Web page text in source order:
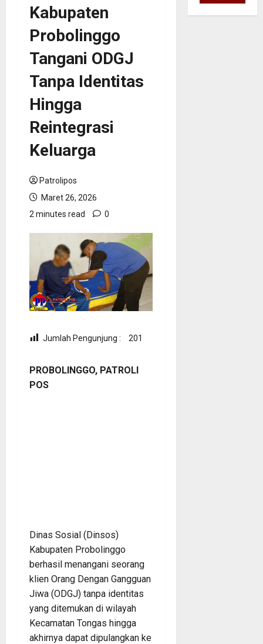
Kabupaten
Probolinggo
Tangani ODGJ
Tanpa Identitas
Hingga
Reintegrasi
Keluarga
Patrolipos
Maret 26, 2026
2 minutes read
0
Jumlah Pengunjung : 201
PROBOLINGGO, PATROLI
POS
Dinas Sosial (Dinsos)
Kabupaten Probolinggo
berhasil menangani seorang
klien Orang Dengan Gangguan
Jiwa (ODGJ) tanpa identitas
yang ditemukan di wilayah
Kecamatan Tongas hingga
akhirnya dapat dipulangkan ke